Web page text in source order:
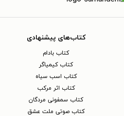
کتاب‌های پیشنهادی
کتاب بادام
کتاب کیمیاگر
کتاب اسب سیاه
کتاب اثر مرکب
کتاب سمفونی مردگان
کتاب صوتی ملت عشق